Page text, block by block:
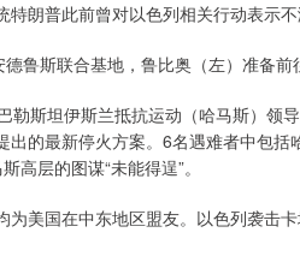
朗普此前曾对以色列相关行动表示不
鲁斯联合基地，鲁比奥（左）准备
勒斯坦伊斯兰抵抗运动（哈马斯）领
的最新停火方案。6名遇难者中包
高层的图谋“未能得逞”。
为美国在中东地区盟友。以色列袭击